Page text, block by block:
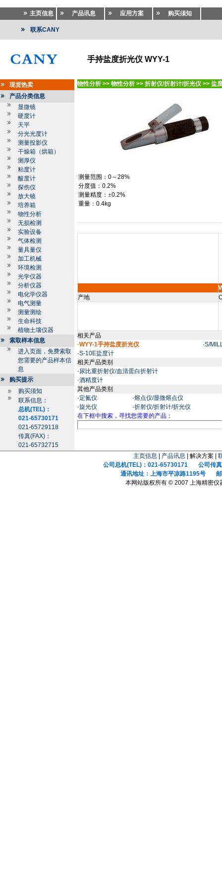
主页信息 产品讯息 应用方案 购买须知
联系CANY
手持盐度折光仪 WYY-1
现货热卖
产品分类信息
显微镜
硬度计
天平
分光光度计
测量投影仪
干燥箱（烘箱）
测厚仪
粘度计
酸度计
探伤仪
放大镜
培养箱
物性分析
无损检测
实验设备
气体检测
量具量仪
加工机械
环境检测
光学仪器
分析仪器
电化学仪器
电气测量
测量测绘
生命科技
植物土壤仪器
索取样本信息
进入页面，免费索取
您需要的产品样本信
息
购买提示
购买须知
联系信息：
总机(TEL)：
021-65730171
021-65729118
传真(FAX)：
021-65732715
物性分析 >> 物性分析 >> 折射仪/折射计/折光仪 >> 盐
测量范围： 0～28%
分度值： 0.2%
测量精度： ±0.2%
重量： 0.4kg
产地
相关产品
·WYY-1手持盐度折光仪
·S/
·S-10E盐度计
相关产品类别
·尿比重折射仪/血清蛋白折射计
·酒精度计
其他产品类别
·定氮仪 ·熔点仪/显微熔点仪
·旋光仪 ·折射仪/折射计/折光仪
在下框中搜索，寻找您需要的产品：
主页信息 产品讯息 | 解决方案 |
公司总机(TEL)：021-65730171 公司传真
通讯地址：上海市平凉路1195号 邮
本网站版权所有 © 2007 上海精密仪